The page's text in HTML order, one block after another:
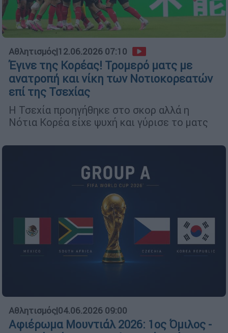
Αθλητισμός|12.06.2026 07:10
Έγινε της Κορέας! Τρομερό ματς με
ανατροπή και νίκη των Νοτιοκορεατών
επί της Τσεχίας
Η Τσεχία προηγήθηκε στο σκορ αλλά η
Νότια Κορέα είχε ψυχή και γύρισε το ματς
Αθλητισμός|04.06.2026 09:00
Αφιέρωμα Μουντιάλ 2026: 1ος Όμιλος -